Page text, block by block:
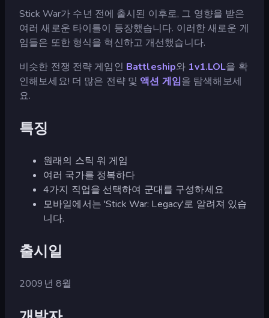
Stick War가 수년 전에 출시된 이후로, 그 영향을 받은
여러 새로운 타이틀이 등장했습니다. 이러한 새로운 게
임들은 또한 형식을 혁신하고 개선했습니다.
비슷한 전쟁 전략 게임인 Battleship와 1v1.LOL을 확
인해보세요! 더 많은 전략 및 액션 게임을 탐색해보세
요.
특징
원래의 스틱 워 게임
여러 국가를 정복하다
4가지 직업을 선택하여 군대를 구성하세요
모바일에서는 'Stick War: Legacy'로 알려져 있습
니다.
출시일
2009년 8월